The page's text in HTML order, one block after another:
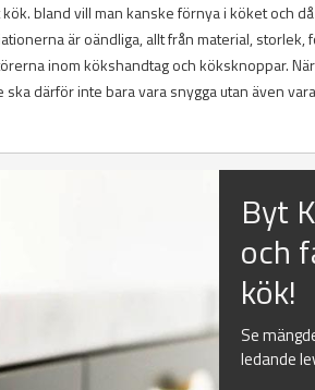
bland vill man kanske förnya i köket och
är oändliga, allt från material, storlek,
inom kökshandtag och köksknoppar.
därför inte bara vara snygga utan även
Byt
och
kök!
Se
ledande